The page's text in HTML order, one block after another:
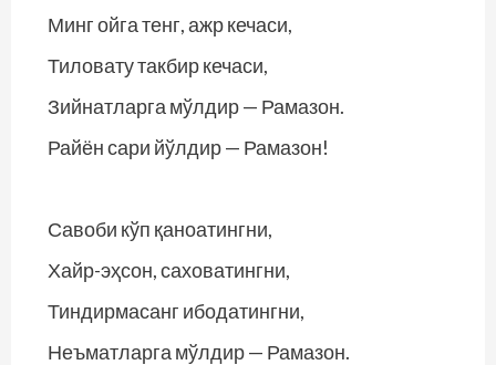
Минг ойга тенг, ажр кечаси,
Тиловату такбир кечаси,
Зийнатларга мўлдир — Рамазон.
Райён сари йўлдир — Рамазон!
Савоби кўп қаноатингни,
Хайр-эҳсон, саховатингни,
Тиндирмасанг ибодатингни,
Неъматларга мўлдир — Рамазон.